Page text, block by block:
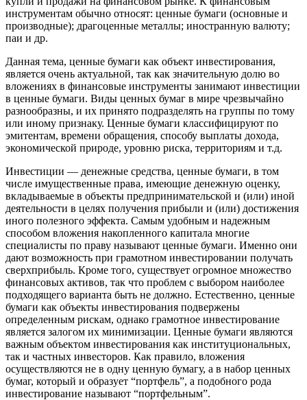
инструментам обычно относят: ценные бумаги (основные и
производные); драгоценные металлы; иностранную валюту;
паи и др.
Данная тема, ценные бумаги как объект инвестирования,
является очень актуальной, так как значительную долю во
вложениях в финансовые инструменты занимают инвестиции
в ценные бумаги. Виды ценных бумаг в мире чрезвычайно
разнообразны, и их принято подразделять на группы по тому
или иному признаку. Ценные бумаги классифицируют по
эмитентам, времени обращения, способу выплаты дохода,
экономической природе, уровню риска, территориям и т.д.
Инвестиции — денежные средства, ценные бумаги, в том
числе имущественные права, имеющие денежную оценку,
вкладываемые в объекты предпринимательской и (или) иной
деятельности в целях получения прибыли и (или) достижения
иного полезного эффекта. Самым удобным и надежным
способом вложения накопленного капитала многие
специалисты по праву называют ценные бумаги. Именно они
дают возможность при грамотном инвестировании получать
сверхприбыль. Кроме того, существует огромное множество
финансовых активов, так что проблем с выбором наиболее
подходящего варианта быть не должно. Естественно, ценные
бумаги как объекты инвестирования подвержены
определенным рискам, однако грамотное инвестирование
является залогом их минимизации. Ценные бумаги являются
важным объектом инвестирования как институциональных,
так и частных инвесторов. Как правило, вложения
осуществляются не в одну ценную бумагу, а в набор ценных
бумаг, который и образует “портфель”, а подобного рода
инвестирование называют “портфельным”.